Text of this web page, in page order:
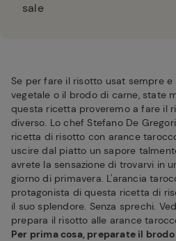
sale
Se per fare il risotto usat sempre
vegetale o il brodo di carne, state
questa ricetta proveremo a fare il
diverso. Lo chef Stefano De
ricetta di risotto con arance
uscire dal piatto un sapore
avrete la sensazione di trovarvi in
giorno di primavera. L'arancia
protagonista di questa ricetta di
il suo splendore. Senza sprechi.
prepara il risotto alle arance
Per prima cosa, preparate il brodo